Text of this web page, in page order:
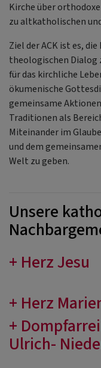
Kirche über
zu altkatholischen
Ziel der ACK ist es,
theologischen Dialog
für das kirchliche
ökumenische
gemeinsame
Traditionen als
Miteinander im
und dem
Welt zu geben.
Unsere
+ Herz Jesu
+ Herz
+
Ulrich-